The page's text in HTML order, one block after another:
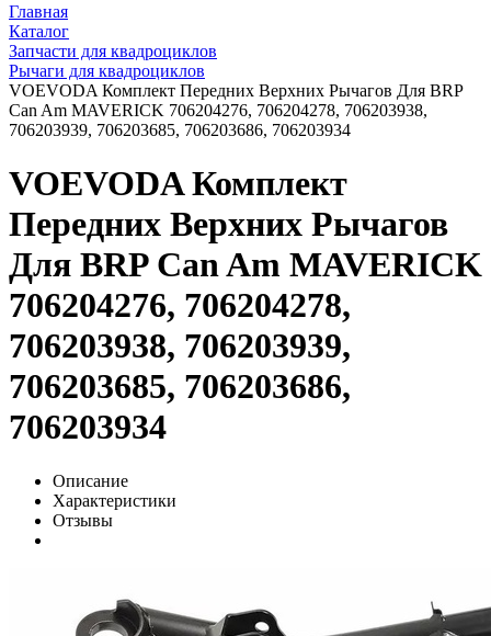
Главная
Каталог
Запчасти для квадроциклов
Рычаги для квадроциклов
VOEVODA Комплект Передних Верхних Рычагов Для BRP
Can Am MAVERICK 706204276, 706204278, 706203938,
706203939, 706203685, 706203686, 706203934
VOEVODA Комплект
Передних Верхних Рычагов
Для BRP Can Am MAVERICK
706204276, 706204278,
706203938, 706203939,
706203685, 706203686,
706203934
Описание
Характеристики
Отзывы